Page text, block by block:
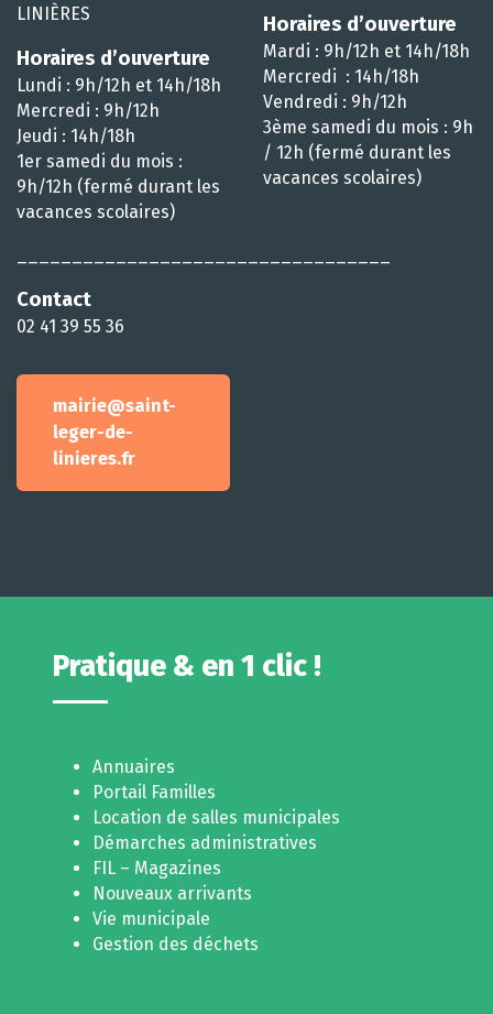
LINIÈRES
Horaires d’ouverture
Lundi : 9h/12h et 14h/18h
Mercredi : 9h/12h
Jeudi : 14h/18h
1er samedi du mois :
9h/12h (fermé durant les
vacances scolaires)
Contact
02 41 39 55 36
mairie@saint-
leger-de-
linieres.fr
Horaires d’ouverture
Mardi : 9h/12h et 14h/18h
Mercredi : 14h/18h
Vendredi : 9h/12h
3ème samedi du mois : 9h
/ 12h (fermé durant les
vacances scolaires)
Pratique & en 1 clic !
Annuaires
Portail Familles
Location de salles municipales
Démarches administratives
FIL – Magazines
Nouveaux arrivants
Vie municipale
Gestion des déchets